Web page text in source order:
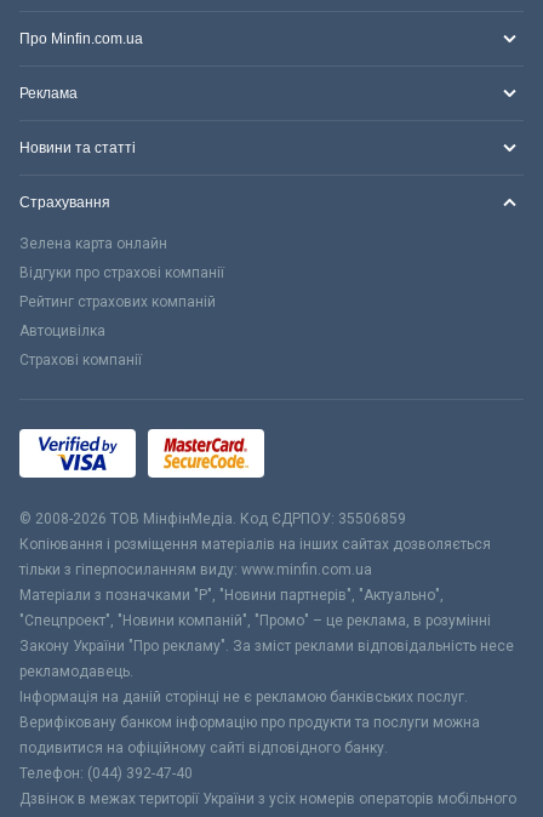
Про Minfin.com.ua
Реклама
Новини та статті
Страхування
Зелена карта онлайн
Відгуки про страхові компанії
Рейтинг страхових компаній
Автоцивілка
Страхові компанії
© 2008-2026 ТОВ МiнфiнМедiа. Код ЄДРПОУ: 35506859
Копіювання і розміщення матеріалів на інших сайтах дозволяється
тільки з гіперпосиланням виду: www.minfin.com.ua
Матеріали з позначками "Р", "Новини партнерів", "Актуально",
"Спецпроект", "Новини компаній", "Промо" – це реклама, в розумінні
Закону України "Про рекламу". За зміст реклами відповідальність несе
рекламодавець.
Інформація на даній сторінці не є рекламою банківських послуг.
Верифіковану банком інформацію про продукти та послуги можна
подивитися на офіційному сайті відповідного банку.
Телефон: (044) 392-47-40
Дзвінок в межах території України з усіх номерів операторів мобільного